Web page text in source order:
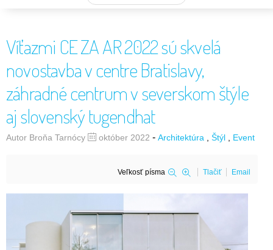
Víťazmi CE ZA AR 2022 sú skvelá
novostavba v centre Bratislavy,
záhradné centrum v severskom štýle
aj slovenský tugendhat
Autor Broňa Tarnócy október 2022 - Architektúra Štýl Event
Veľkosť písma Tlačiť Email